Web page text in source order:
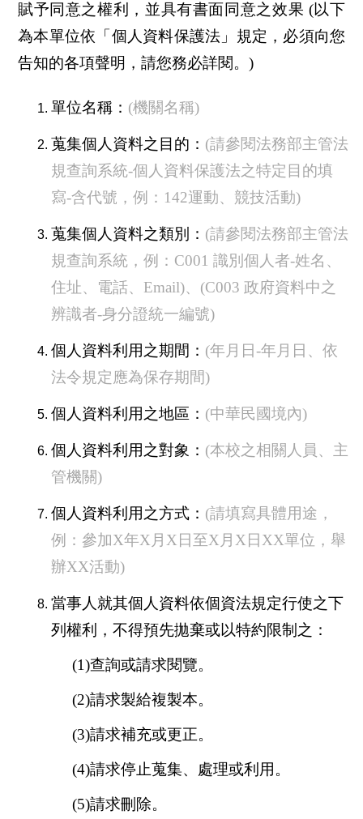
賦予同意之權利，並具有書面同意之效果 (以下
為本單位依「個人資料保護法」規定，必須向您
告知的各項聲明，請您務必詳閱。 )
單位名稱： (機關名稱)
蒐集個人資料之目的： (請參閱法務部主管法
規查詢系統-個人資料保護法之特定目的填
寫-含代號，例： 142運動、競技活動)
蒐集個人資料之類別： (請參閱法務部主管法
規查詢系統，例： C001 識別個人者-姓名、
住址、電話、 Email)、 (C003 政府資料中之
辨識者-身分證統一編號)
個人資料利用之期間： (年月日-年月日、依
法令規定應為保存期間)
個人資料利用之地區： (中華民國境內)
個人資料利用之對象： (本校之相關人員、主
管機關)
個人資料利用之方式： (請填寫具體用途，
例：參加X年X 月 X 日至X 月 X 日 XX單位，舉
辦XX活動)
當事人就其個人資料依個資法規定行使之下
列權利，不得預先拋棄或以特約限制之：
(1)查詢或請求閱覽。
(2)請求製給複製本。
(3)請求補充或更正。
(4)請求停止蒐集、處理或利用。
(5)請求刪除。